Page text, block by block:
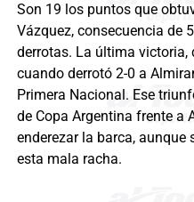
Son 19 los puntos que
Vázquez, consecuencia de
derrotas. La última victoria,
cuando derrotó 2-0 a
Primera Nacional. Ese
de Copa Argentina frente a
enderezar la barca,
esta mala racha.